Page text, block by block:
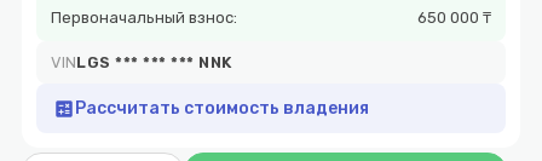
Первоначальный взнос: 650 000 ₸
VINLGS *** *** *** NNK
calculate Рассчитать стоимость владения